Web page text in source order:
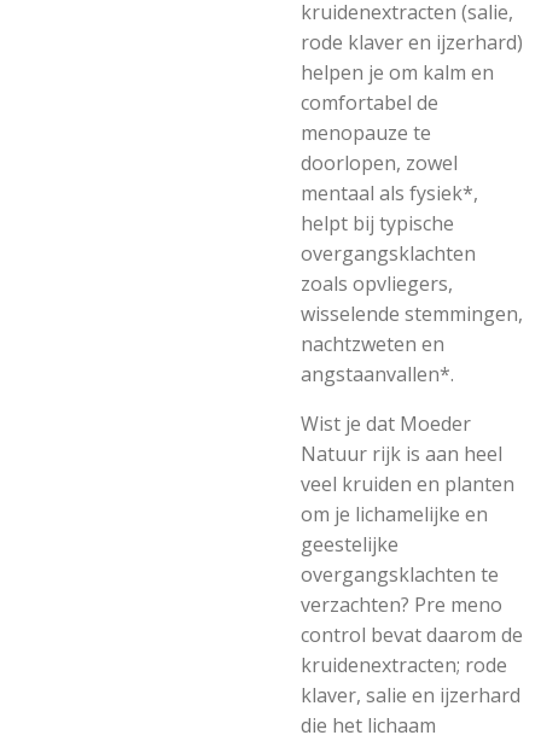
kruidenextracten (salie,
rode klaver en ijzerhard)
helpen je om kalm en
comfortabel de
menopauze te
doorlopen, zowel
mentaal als fysiek*,
helpt bij typische
overgangsklachten
zoals opvliegers,
wisselende stemmingen,
nachtzweten en
angstaanvallen*.
Wist je dat Moeder
Natuur rijk is aan heel
veel kruiden en planten
om je lichamelijke en
geestelijke
overgangsklachten te
verzachten? Pre meno
control bevat daarom de
kruidenextracten; rode
klaver, salie en ijzerhard
die het lichaam